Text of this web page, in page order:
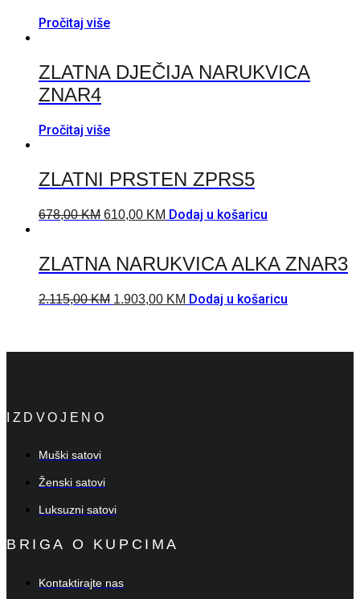
Pročitaj više
ZLATNA DJEČIJA NARUKVICA
ZNAR4
Pročitaj više
ZLATNI PRSTEN ZPRS5
678,00KM 610,00 KM Dodaj u košaricu
ZLATNA NARUKVICA ALKA ZNAR3
2.115,00KM 1.903,00 KM Dodaj u košaricu
IZDVOJENO
Muški satovi
Ženski satovi
Luksuzni satovi
BRIGA O KUPCIMA
Kontaktirajte nas